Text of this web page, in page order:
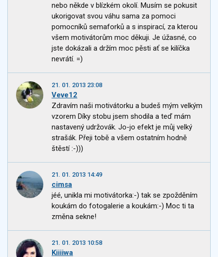
nebo někde v blízkém okolí. Musím se pokusit
ukorigovat svou váhu sama za pomoci
pomocníků semaforků a s inspirací, za kterou
všem motivátorům moc děkuji. Je úžasné, co
jste dokázali a držím moc pěsti ať se kilíčka
nevrátí. =)
21. 01. 2013 23:08
Veve12
Zdravím naši motivátorku a budeš mým velkým
vzorem Díky stobu jsem shodila a teď mám
nastavený udržovák. Jo-jo efekt je můj velký
strašák. Přeji tobě a všem ostatním hodně
štěstí :-)))
21. 01. 2013 14:49
cimsa
jéé, unikla mi motivátorka:-) tak se zpožděním
koukám do fotogalerie a koukám:-) Moc ti ta
změna sekne!
21. 01. 2013 10:58
Kiiiiwa